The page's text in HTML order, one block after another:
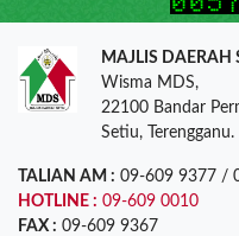
MAJLIS DAERAH
Wisma MDS,
22100 Bandar
Setiu, Terengganu.
TALIAN AM : 09-609 9377 /
HOTLINE : 09-609 0010
FAX : 09-609 9367